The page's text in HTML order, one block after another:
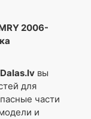
2006-
вы
для
части
и